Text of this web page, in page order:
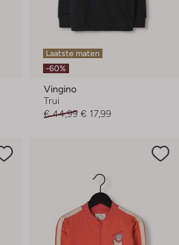
Laatste maten
-60%
Vingino
Trui
€ 44,99 € 17,99